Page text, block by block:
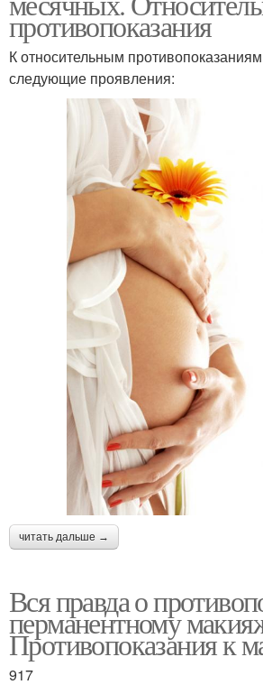
противопоказания
К относительным
следующие проявления:
читать дальше →
Вся правда о
перманентному
Противопоказания к
917